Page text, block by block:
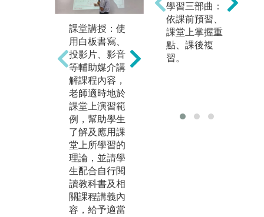
課堂講授：使
用白板書寫、
投影片、影音
等輔助媒介講
解課程內容，
老師適時地於
課堂上演習範
例，幫助學生
了解及應用課
堂上所學習的
理論，並請學
生配合自行閱
讀教科書及相
關課程講義內
容，給予適當
實驗課程：在
老師及助教的
帶領協助下，
進行量測、觀
學習三部曲：
依課前預習、
課堂上掌握重
點、課後複
習。